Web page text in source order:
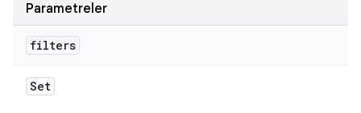
Parametreler
filters
Set